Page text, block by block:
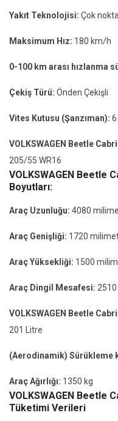
Yakıt Teknolojisi: Çok
Maksimum Hız: 180 km/h
0-100 km arası hızlanma
Çekiş Türü: Önden Çekişli
Vites Kutusu (Şanzıman):
VOLKSWAGEN Beetle
205/55 WR16
VOLKSWAGEN Beetle
Boyutları:
Araç Uzunluğu: 4080
Araç Genişliği: 1720
Araç Yüksekliği: 1500
Araç Dingil Mesafesi:
VOLKSWAGEN Beetle
201 Litre
(Aerodinamik) Sürükleme
Araç Ağırlığı: 1350 kg
VOLKSWAGEN Beetle
Tüketimi Verileri